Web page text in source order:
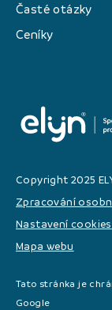
Časté otázky
Ceníky
Copyright 2025
Zpracování
Nastavení cookies
Mapa webu
Tato stránka je
Google